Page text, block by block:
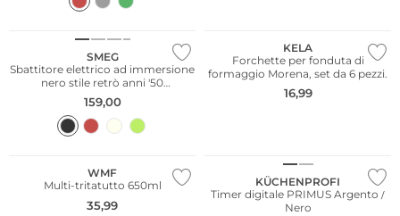
SMEG
Sbattitore elettrico ad immersione
nero stile retrò anni '50
HMR01BLEU
159,00
KELA
Forchette per fonduta di
formaggio Morena, set da 6 pezzi.
16,99
WMF
Multi-tritatutto 650ml
35,99
KÜCHENPROFI
Timer digitale PRIMUS Argento /
Nero